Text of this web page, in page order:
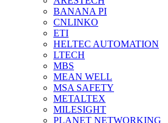
BANANA PI
CNLINKO
ETI
HELTEC AUTOMATION
LTECH
MBS
MEAN WELL
MSA SAFETY
METALTEX
MILESIGHT
PLANET NETWORKING